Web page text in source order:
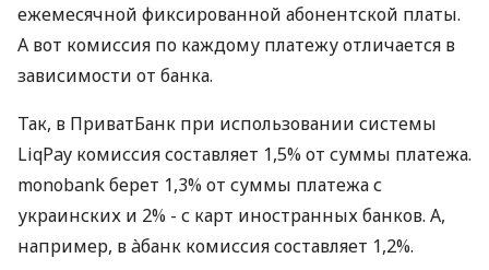
ежемесячной фиксированной абонентской платы.
А вот комиссия по каждому платежу отличается в
зависимости от банка.
Так, в ПриватБанк при использовании системы
LiqPay комиссия составляет 1,5% от суммы платежа.
monobank берет 1,3% от суммы платежа с
украинских и 2% - с карт иностранных банков. А,
например, в àбанк комиссия составляет 1,2%.